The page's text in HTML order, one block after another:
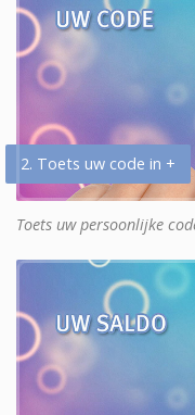
2. Toets uw code in +
Toets uw persoonlijke